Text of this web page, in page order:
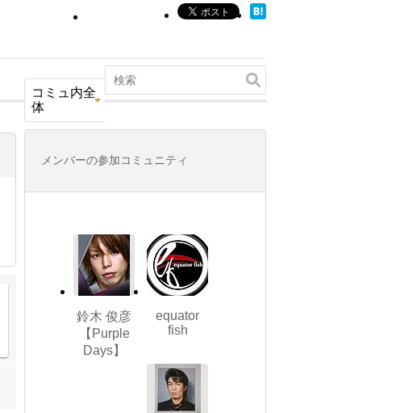
コミュ内全
体
メンバーの参加コミュニティ
鈴木 俊彦
【Purple
Days】
equator
fish